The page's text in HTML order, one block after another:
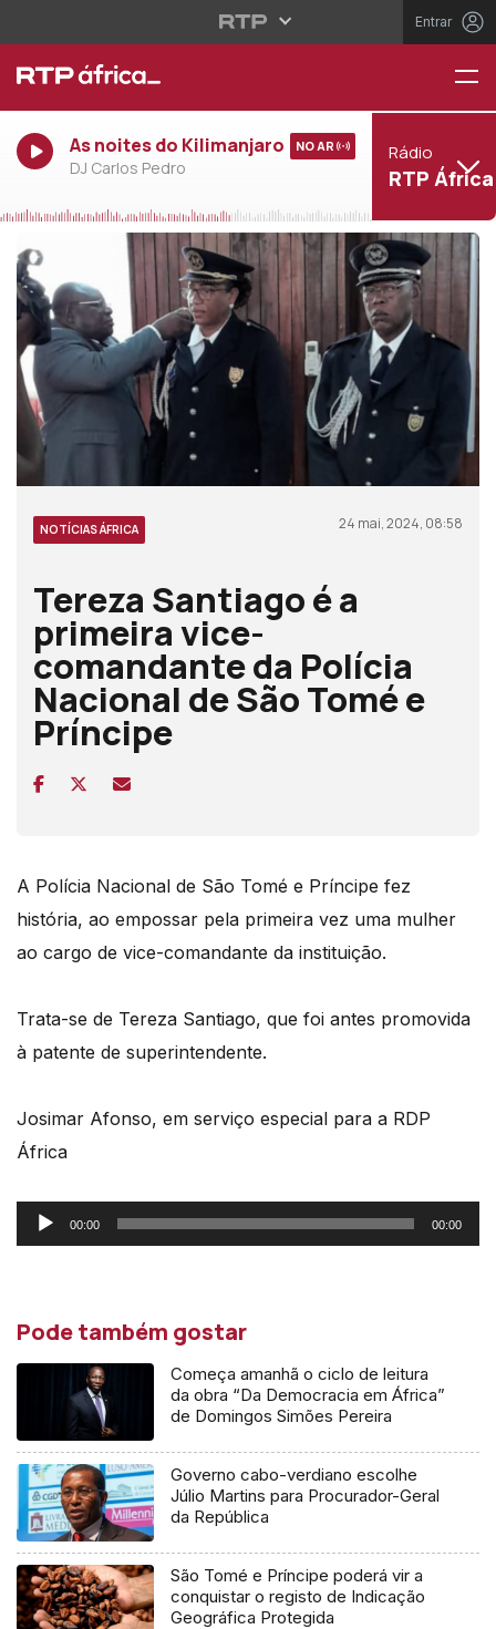
Entrar
As noites do Kilimanjaro
DJ Carlos Pedro
NO AR Rádio
RTP África
NOTÍCIAS ÁFRICA 24 mai, 2024, 08:58
Tereza Santiago é a
primeira vice-
comandante da Polícia
Nacional de São Tomé e
Príncipe
A Polícia Nacional de São Tomé e Príncipe fez
história, ao empossar pela primeira vez uma mulher
ao cargo de vice-comandante da instituição.
Trata-se de Tereza Santiago, que foi antes promovida
à patente de superintendente.
Josimar Afonso, em serviço especial para a RDP
África
Reprodutor
de
00:00 00:00
Pode também gostar
Começa amanhã o ciclo de leitura
da obra “Da Democracia em África”
de Domingos Simões Pereira
Governo cabo-verdiano escolhe
Júlio Martins para Procurador-Geral
da República
São Tomé e Príncipe poderá vir a
conquistar o registo de Indicação
Geográfica Protegida